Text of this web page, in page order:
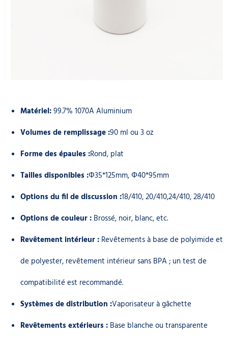
Matériel:99.7% 1070A Aluminium
Volumes de remplissage :90 ml ou 3 oz
Forme des épaules :Rond, plat
Tailles disponibles :Φ35*125mm, Φ40*95mm
Options du fil de discussion :18/410, 20/410,24/410, 28/410
Options de couleur : Brossé, noir, blanc, etc.
Revêtement intérieur : Revêtements à base de polyimide et
de polyester, revêtement intérieur sans BPA ; un test de
compatibilité est recommandé.
Systèmes de distribution :Vaporisateur à gâchette
Revêtements extérieurs : Base blanche ou transparente